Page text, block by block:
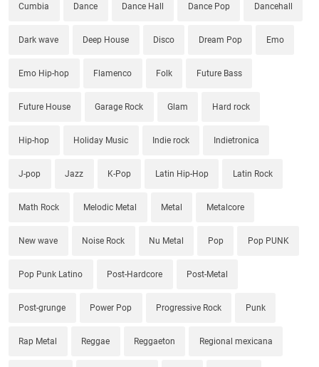
Cumbia Dance Dance Hall Dance Pop Dancehall
Dark wave Deep House Disco Dream Pop Emo
Emo Hip-hop Flamenco Folk Future Bass
Future House Garage Rock Glam Hard rock
Hip-hop Holiday Music Indie rock Indietronica
J-pop Jazz K-Pop Latin Hip-Hop Latin Rock
Math Rock Melodic Metal Metal Metalcore
New wave Noise Rock Nu Metal Pop Pop PUNK
Pop Punk Latino Post-Hardcore Post-Metal
Post-grunge Power Pop Progressive Rock Punk
Rap Metal Reggae Reggaeton Regional mexicana